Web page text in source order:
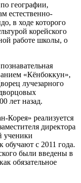
географии,
естественно-
в ходе которого
корейского
работе школы, о
«Кёнбоккун»,
лучезарного
лет назад.
Корея» реализуется
директора
ученики
с 2011 года.
были введены в
обязательное